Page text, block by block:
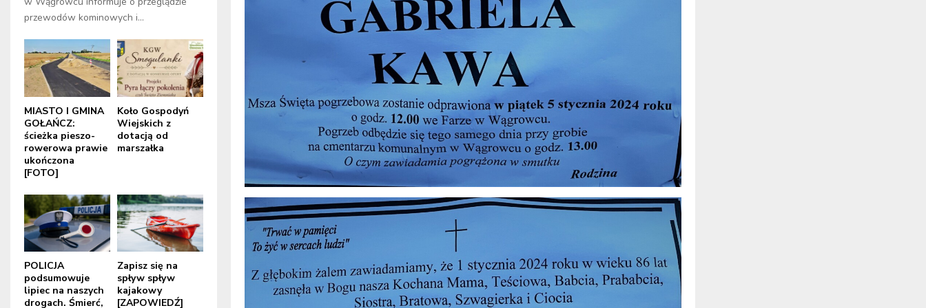
przewodów kominowych i...
MIASTO I GMINA
GOŁAŃCZ:
ścieżka pieszo-
rowerowa prawie
ukończona
[FOTO]
Koło Gospodyń
Wiejskich z
dotacją od
marszałka
POLICJA
podsumowuje
lipiec na naszych
drogach. Śmierć,
Zapisz się na
spływ spływ
kajakowy
[ZAPOWIEDŹ]